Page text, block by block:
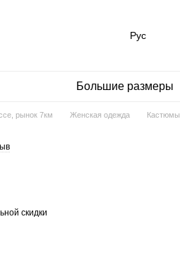
Рус
Большие размеры
рынок 7км Женская одежда Кастюмы
скидки